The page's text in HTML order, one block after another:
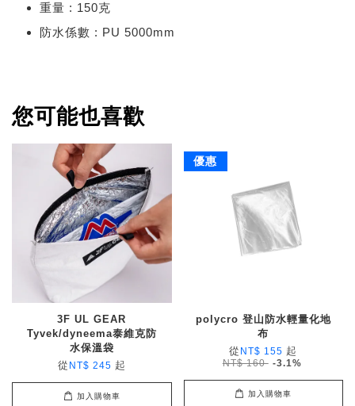
重量 : 150克
防水係數 : PU 5000mm
您可能也喜歡
3F UL GEAR
Tyvek/dyneema泰維克防
水保溫袋
從 NT$ 245 起
加入購物車
優惠
polycro 登山防水輕量化地
布
從 NT$ 155 起
NT$ 160 -3.1%
加入購物車